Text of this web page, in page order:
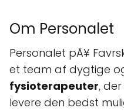
Om Personalet
Personalet pÃ¥
et team af dygtige
fysioterapeuter,
levere den bedst